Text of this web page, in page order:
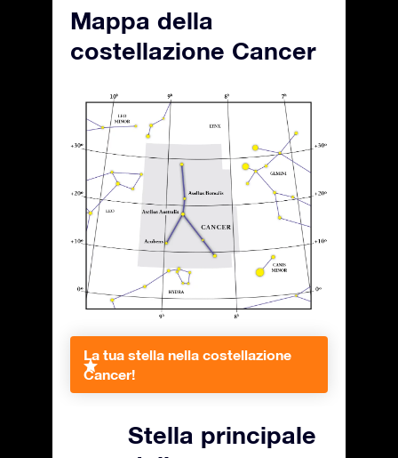
Mappa della
costellazione Cancer
La tua stella nella costellazione
Cancer!
Stella principale